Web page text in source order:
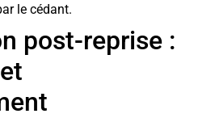
le cédant.
post-reprise :